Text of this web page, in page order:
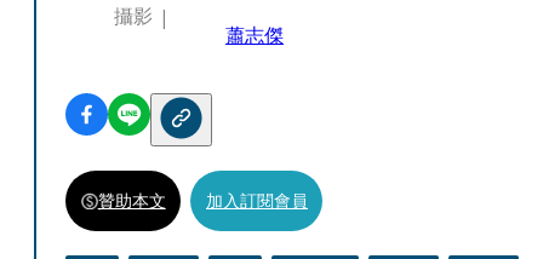
攝影
蕭志傑
贊助本文 加入訂閱會員